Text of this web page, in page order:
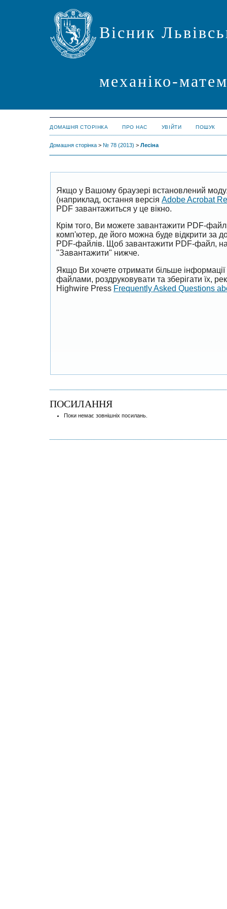
Вісник
механіко-
ДОМАШНЯ СТОРІНКА ПРО НАС УВІЙТИ ПОШУК
Домашня сторінка > № 78 (2013) > Лесіна
Якщо у Вашому браузері встановлений
(наприклад, остання версія Adobe Acrobat
PDF завантажиться у це вікно.
Крім того, Ви можете завантажити PDF-
комп'ютер, де його можна буде відкрити за
PDF-файлів. Щоб завантажити PDF-файл,
"Завантажити" нижче.
Якщо Ви хочете отримати більше
файлами, роздруковувати та зберігати їх,
Highwire Press Frequently Asked Questions
ПОСИЛАННЯ
Поки немає зовнішніх посилань.